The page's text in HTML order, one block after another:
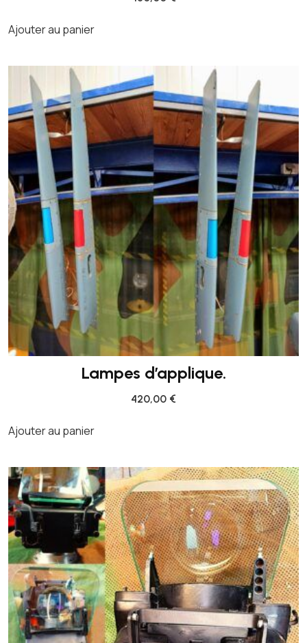
Ajouter au panier
Lampes d’applique.
420,00 €
Ajouter au panier